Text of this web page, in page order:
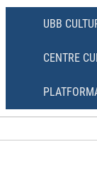
UBB
CENTRE